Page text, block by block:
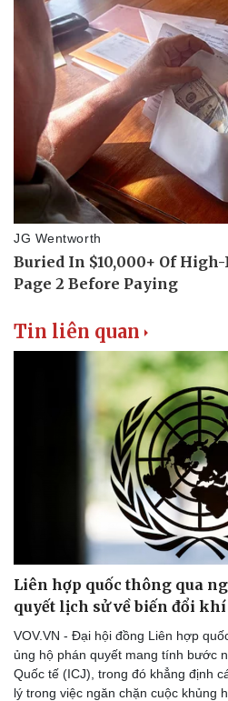
Tin liên quan
Liên hợp quốc thông qua
quyết lịch sử về biến đổi khí
VOV.VN - Đại hội đồng Liên hợp
ủng hộ phán quyết mang tính bước
Quốc tế (ICJ), trong đó khẳng định
lý trong việc ngăn chặn cuộc khủng